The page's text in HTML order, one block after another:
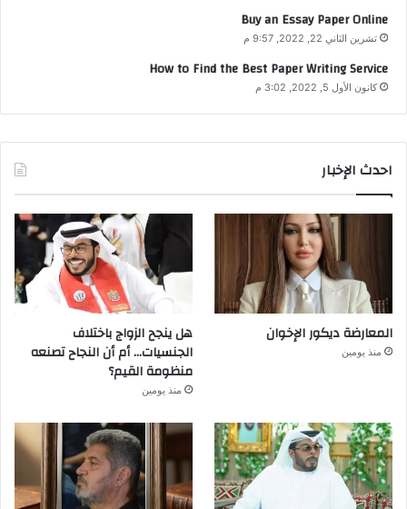
Buy an Essay Paper Online
تشرين الثاني 22, 2022, 9:57 م
How to Find the Best Paper Writing Service
كانون الأول 5, 2022, 3:02 م
احدث الإخبار
المعارضة ديكور الإخوان
منذ يومين
هل ينجح الزواج باختلاف
الجنسيات… أم أن النجاح تصنعه
منظومة القيم؟
منذ يومين